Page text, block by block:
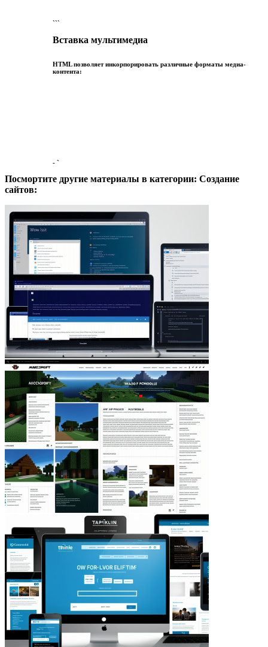
```
Вставка мультимедиа
HTML позволяет инкорпорировать различные форматы медиа-
контента:
- `
Посмортите другие материалы в категории: Создание
сайтов: